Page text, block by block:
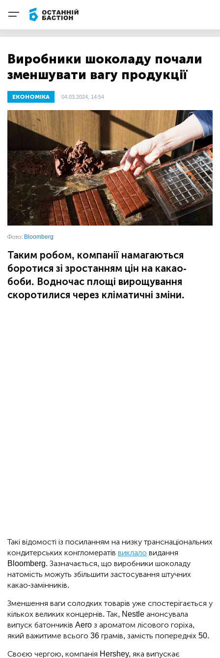
Виробники шоколаду почали
зменшувати вагу продукції
ЕКОНОМІКА 04.03.2024, 14:54
Фото: Bloomberg
Таким робом, компанії намагаються
боротися зі зростанням цін на какао-
боби. Водночас площі вирощування
скоротилися через кліматичні зміни.
Такі відомості із посиланням на низку транснаціональних
кондитерських конгломератів виклало видання
Bloomberg. Зазначається, що виробники шоколаду
натомість можуть збільшити застосування штучних
какао-замінників.
Зменшення ваги солодких товарів уже спостерігається у
кількох великих концернів. Так, Nestle анонсувала
випуск батончиків Aero з ароматом лісового горіха,
який важитиме всього 36 грамів, замість попередніх 50.
Своєю чергою, компанія Hershey, яка випускає